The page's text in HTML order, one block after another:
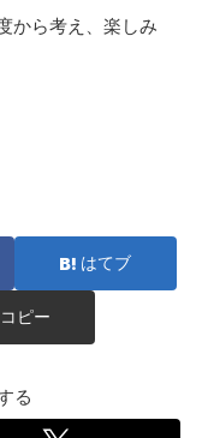
から考え、楽しみ
はてブ
コピー
る